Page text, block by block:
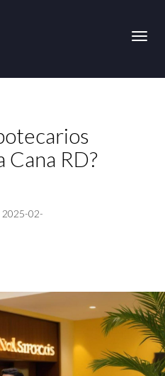
Cana RD?
2025-02-